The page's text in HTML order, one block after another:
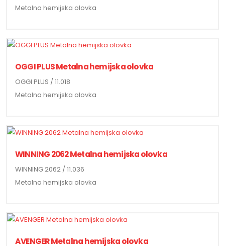
Metalna hemijska olovka
OGGI PLUS Metalna hemijska olovka
OGGI PLUS / 11.018
Metalna hemijska olovka
WINNING 2062 Metalna hemijska olovka
WINNING 2062 / 11.036
Metalna hemijska olovka
AVENGER Metalna hemijska olovka